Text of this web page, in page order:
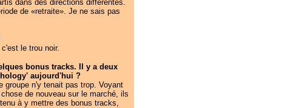
dans des directions différentes.
de «retraite». Je ne sais pas
le trou noir.
bonus tracks. Il y a deux
aujourd'hui ?
groupe n'y tenait pas trop. Voyant
de nouveau sur le marché, ils
à y mettre des bonus tracks,